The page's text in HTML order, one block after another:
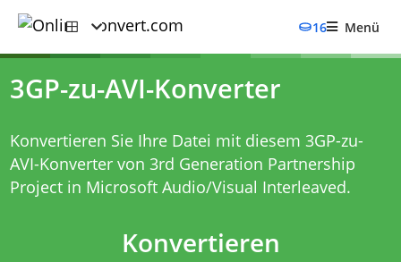
16 Menü
3GP-zu-AVI-Konverter
Konvertieren Sie Ihre Datei mit diesem 3GP-zu-
AVI-Konvertervon 3rd Generation Partnership
Project in Microsoft Audio/Visual Interleaved.
Konvertieren